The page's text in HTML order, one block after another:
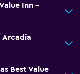
Inn -
Arcadia
Best Value